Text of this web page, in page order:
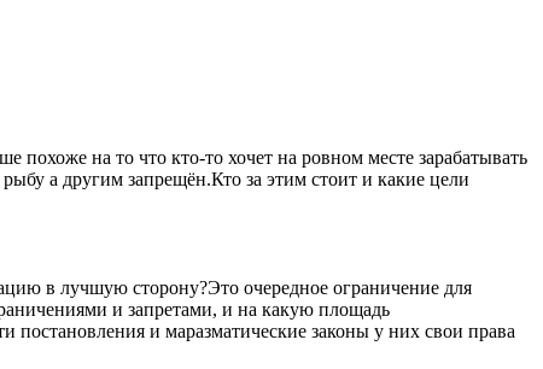
на то что кто-то хочет на ровном месте зарабатывать
а другим запрещён.Кто за этим стоит и какие цели
в лучшую сторону?Это очередное ограничение для
и запретами, и на какую площадь
постановления и маразматические законы у них свои права